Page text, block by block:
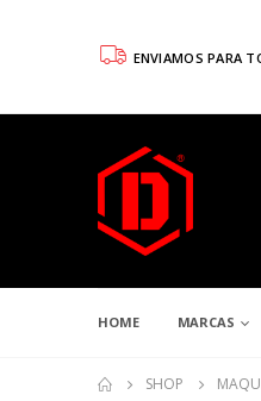
ENVIAMOS PARA
HOME MARCAS
SHOP